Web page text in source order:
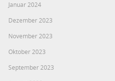
Januar 2024
Dezember 2023
November 2023
Oktober 2023
September 2023